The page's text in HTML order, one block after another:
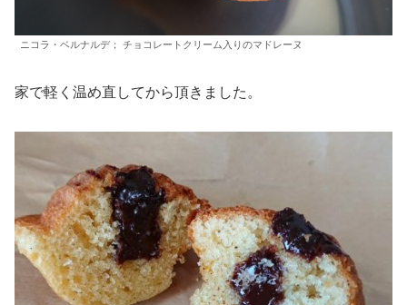
ニコラ・ベルナルデ； チョコレートクリーム入りのマドレーヌ
家で軽く温め直してから頂きました。